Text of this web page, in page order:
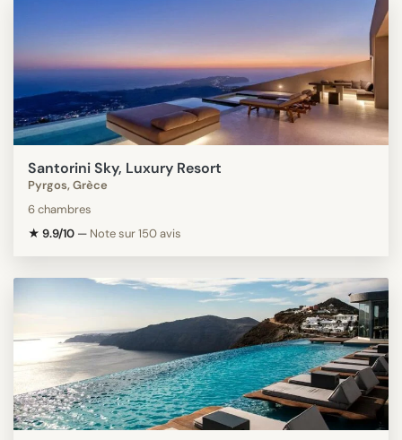
Santorini Sky, Luxury Resort
Pyrgos, Grèce
6 chambres
★ 9.9/10 — Note sur 150 avis